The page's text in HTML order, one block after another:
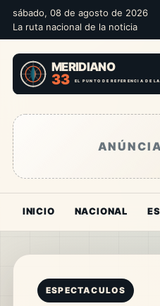
sábado, 08 de agosto de 2026
La ruta nacional de la noticia
INICIO NACIONAL
ESPECTACULOS